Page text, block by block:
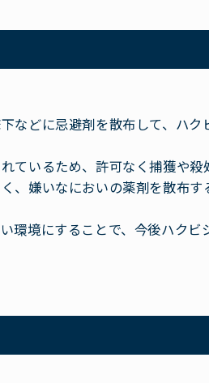
などに忌避剤を散布して、ハ
ているため、許可なく捕獲や殺
、嫌いなにおいの薬剤を散布
環境にすることで、今後ハク